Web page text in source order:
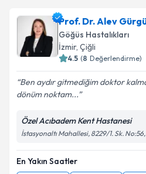
Prof. Dr. Alev
Göğüs Hastalıkları
İzmir, Çiğli
4.5 (8 Değerlendirme)
Ben aydır gitmediğim doktor
dönüm noktam...
Özel Acıbadem Kent Hastanesi
İstasyonaltı Mahallesi, 8229/1. Sk.
En Yakın Saatler